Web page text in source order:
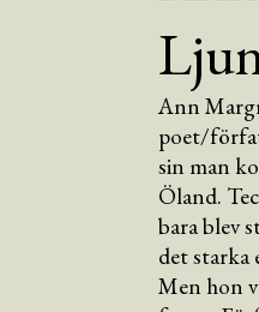
Ann
poet/
sin man
Öland.
bara blev
det
Men hon